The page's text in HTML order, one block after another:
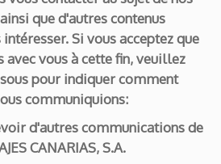
que d'autres contenus
Si vous acceptez que
avec vous à cette fin, veuillez
pour indiquer comment
communiquions:
d'autres communications de
CANARIAS, S.A.